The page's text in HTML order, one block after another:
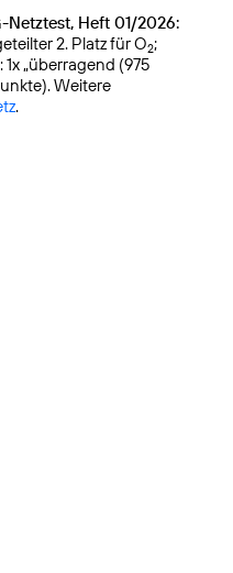
Heft 01/2026:
2. Platz für O2;
„überragend (975
Weitere
.